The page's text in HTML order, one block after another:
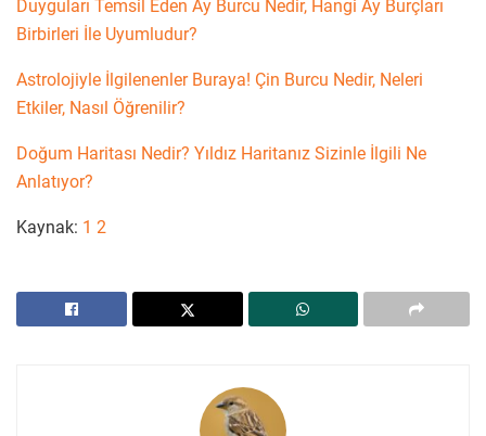
Duyguları Temsil Eden Ay Burcu Nedir, Hangi Ay Burçları
Birbirleri İle Uyumludur?
Astrolojiyle İlgilenenler Buraya! Çin Burcu Nedir, Neleri
Etkiler, Nasıl Öğrenilir?
Doğum Haritası Nedir? Yıldız Haritanız Sizinle İlgili Ne
Anlatıyor?
Kaynak: 1 2